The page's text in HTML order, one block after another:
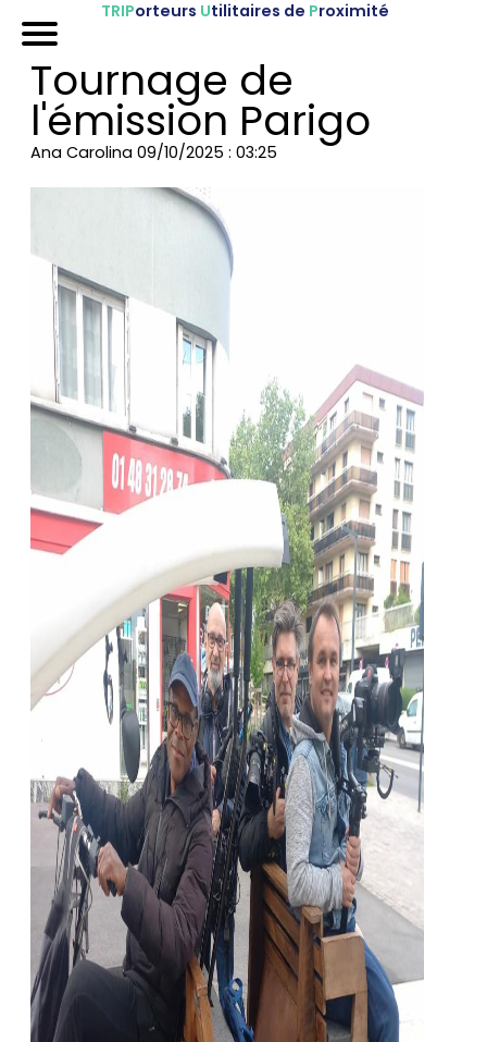
TRIPorteurs Utilitaires de Proximité
Nos véhicules
Références
Sur-mesure
Mariages
Blog
A propos
Contactez-nous !
Tournage de
l'émission Parigo
Ana Carolina 09/10/2025 : 03:25